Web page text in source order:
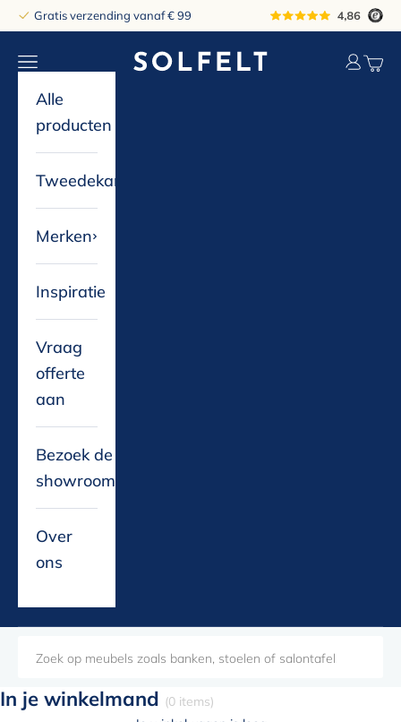
Naar inhoudGratis verzending vanaf € 99
solfelt
Navigatiemenu openen
Alle
producten
Tweedekans
Merken
Inspiratie
Vraag
offerte
aan
Bezoek de
showroom
Over
ons
In je winkelmand (0 items)